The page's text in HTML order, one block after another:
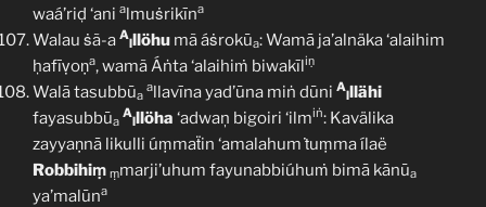
waá’riḍ ‘ani almuṡrikīna
Walau ṡã-a A
lllöhu mã áṡrokūa: Wamā ja’alnäka ‘alaihim
ḥafīṿoṇa, wamã Áṅta ‘alaihiṁ biwakīliṇ
Walā tasubbūa
allavīna yad’ūna miṅ dūni A
lllähi
fayasubbūa
A
lllöha ‘adwaņ bigoiri ‘ilmiṅ: Kavälika
zayyaṇnā likulli úṃmaẗin ‘amalahum ṫuṃma ílaë
Robbihiṃ ṃmarji’uhum fayunabbiúhuṁ bimā kānūa
ya’malūna